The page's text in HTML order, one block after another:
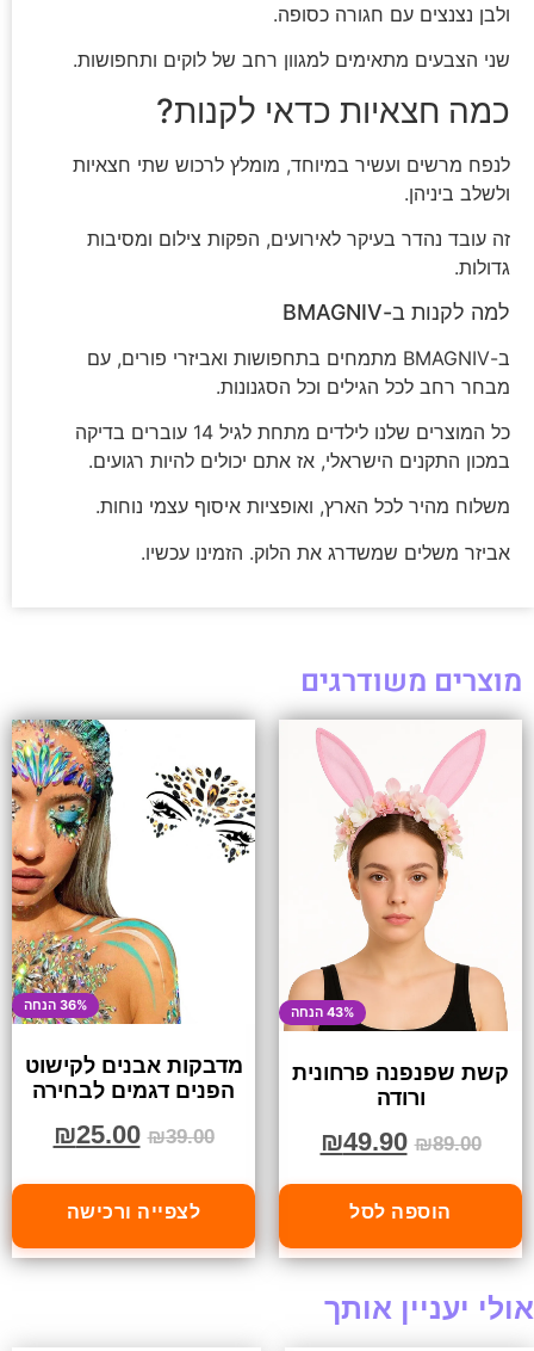
ולבן נצנצים עם חגורה כסופה.
שני הצבעים מתאימים למגוון רחב של לוקים ותחפושות.
כמה חצאיות כדאי לקנות?
לנפח מרשים ועשיר במיוחד, מומלץ לרכוש שתי חצאיות
ולשלב ביניהן.
זה עובד נהדר בעיקר לאירועים, הפקות צילום ומסיבות
גדולות.
למה לקנות ב-BMAGNIV
ב-BMAGNIV מתמחים בתחפושות ואביזרי פורים, עם
מבחר רחב לכל הגילים וכל הסגנונות.
כל המוצרים שלנו לילדים מתחת לגיל 14 עוברים בדיקה
במכון התקנים הישראלי, אז אתם יכולים להיות רגועים.
משלוח מהיר לכל הארץ, ואופציות איסוף עצמי נוחות.
אביזר משלים שמשדרג את הלוק. הזמינו עכשיו.
מוצרים משודרגים
43% הנחה
קשת שפנפנה פרחונית
ורודה
₪89.00
₪49.90
הוספה לסל
36% הנחה
מדבקות אבנים לקישוט
הפנים דגמים לבחירה
₪39.00
₪25.00
לצפייה ורכישה
אולי יעניין אותך